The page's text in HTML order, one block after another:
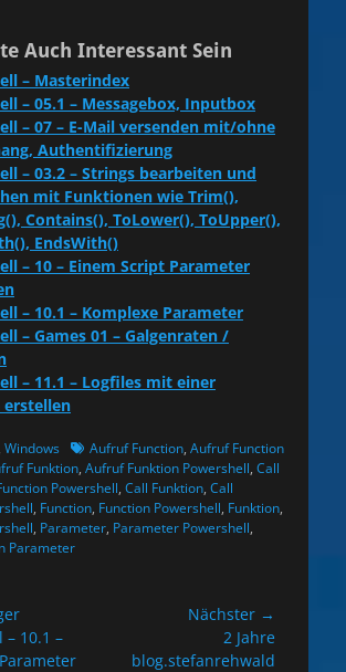
Auch Interessant Sein
– Masterindex
– 05.1 – Messagebox, Inputbox
– 07 – E-Mail versenden mit/ohne
Authentifizierung
– 03.2 – Strings bearbeiten und
mit Funktionen wie Trim(),
Contains(), ToLower(), ToUpper(),
EndsWith()
– 10 – Einem Script Parameter
– 10.1 – Komplexe Parameter
– Games 01 – Galgenraten /
– 11.1 – Logfiles mit einer
erstellen
Windows Schlagworte
Aufruf Function, Aufruf Function
Funktion, Aufruf Funktion Powershell, Call
Powershell, Call Funktion, Call
, Function, Function Powershell, Funktion,
, Parameter, Parameter Powershell,
Parameter
– 10.1 –
Nächster →
Beitrag:
2 Jahre
blog.stefanrehwald